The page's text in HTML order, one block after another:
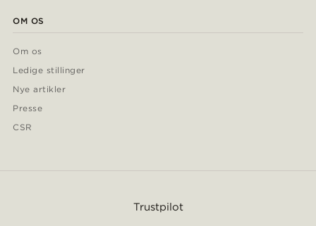
OM OS
Om os
Ledige stillinger
Nye artikler
Presse
CSR
Trustpilot